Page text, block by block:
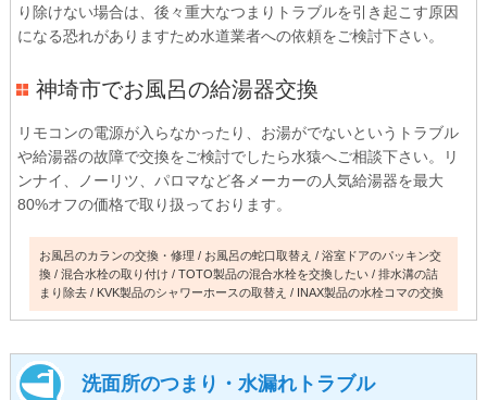
り除けない場合は、後々重大なつまりトラブルを引き起こす原因
になる恐れがありますため水道業者への依頼をご検討下さい。
神埼市でお風呂の給湯器交換
リモコンの電源が入らなかったり、お湯がでないというトラブル
や給湯器の故障で交換をご検討でしたら水猿へご相談下さい。リ
ンナイ、ノーリツ、パロマなど各メーカーの人気給湯器を最大
80%オフの価格で取り扱っております。
お風呂のカランの交換・修理 お風呂の蛇口取替え
浴室ドアのパッキン交
換
混合水栓の取り付け TOTO製品の混合水栓を交換したい
排水溝の詰
まり除去
KVK製品のシャワーホースの取替え INAX製品の水栓コマの交換
洗面所のつまり・水漏れトラブル